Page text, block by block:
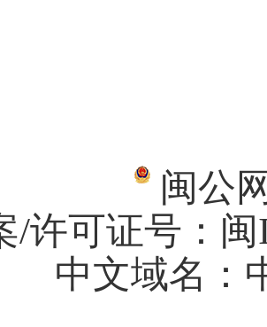
闽公
/许可证号： 闽
中文域名：